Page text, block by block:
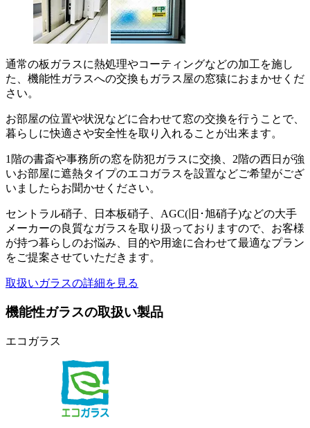
通常の板ガラスに熱処理やコーティングなどの加工を施し
た、機能性ガラスへの交換もガラス屋の窓猿におまかせくだ
さい。
お部屋の位置や状況などに合わせて窓の交換を行うことで、
暮らしに快適さや安全性を取り入れることが出来ます。
1階の書斎や事務所の窓を防犯ガラスに交換、2階の西日が強
いお部屋に遮熱タイプのエコガラスを設置などご希望がござ
いましたらお聞かせください。
セントラル硝子、日本板硝子、AGC(旧･旭硝子)などの大手
メーカーの良質なガラスを取り扱っておりますので、お客様
が持つ暮らしのお悩み、目的や用途に合わせて最適なプラン
をご提案させていただきます。
取扱いガラスの詳細を見る
機能性ガラスの取扱い製品
エコガラス